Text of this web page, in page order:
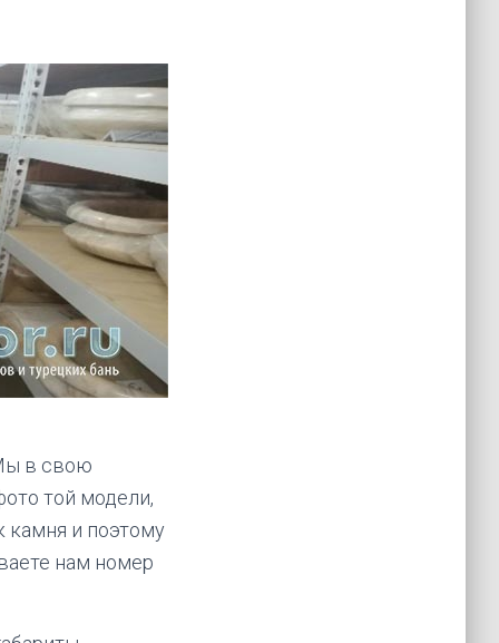
в свою
той модели,
камня и поэтому
нам номер